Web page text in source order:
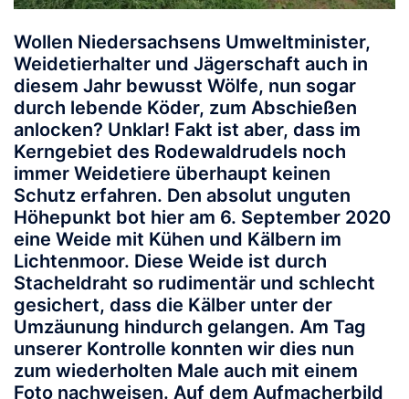
Wollen Niedersachsens Umweltminister,
Weidetierhalter und Jägerschaft auch in
diesem Jahr bewusst Wölfe, nun sogar
durch lebende Köder, zum Abschießen
anlocken? Unklar! Fakt ist aber, dass im
Kerngebiet des Rodewaldrudels noch
immer Weidetiere überhaupt keinen
Schutz erfahren. Den absolut unguten
Höhepunkt bot hier am 6. September 2020
eine Weide mit Kühen und Kälbern im
Lichtenmoor. Diese Weide ist durch
Stacheldraht so rudimentär und schlecht
gesichert, dass die Kälber unter der
Umzäunung hindurch gelangen. Am Tag
unserer Kontrolle konnten wir dies nun
zum wiederholten Male auch mit einem
Foto nachweisen. Auf dem Aufmacherbild